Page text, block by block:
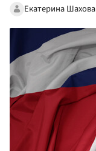
Екатерина Шахова